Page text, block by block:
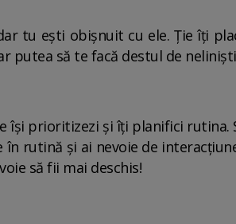
tu ești obișnuit cu ele. Ție îți
putea să te facă destul de
își prioritizezi și îți planifici rutina.
rutină și ai nevoie de
să fii mai deschis!